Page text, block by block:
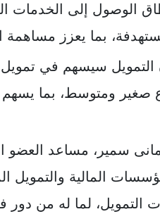
الوصول إلى الخدمات
بما يعزز مساهمة
سمير، مساعد العضو
المالية والتمويل
التمويل، لما له من دور